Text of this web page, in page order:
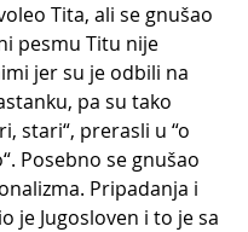
Tita, ali se gnušao
pesmu Titu nije
jer su je odbili na
pa su tako
stari“, prerasli u “o
Posebno se gnušao
Pripadanja i
je Jugosloven i to je sa